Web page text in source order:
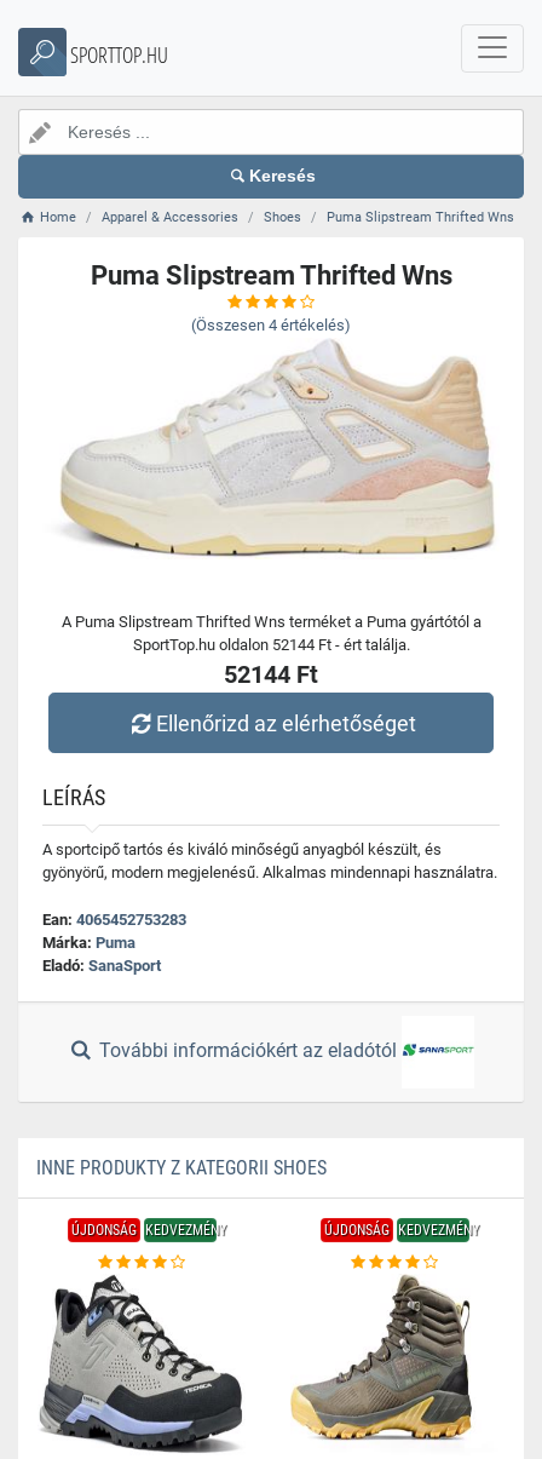
SPORTTOP.HU
Keresés
Home Apparel & Accessories Shoes Puma Slipstream Thrifted Wns
Puma Slipstream Thrifted Wns
(Összesen 4 értékelés)
A Puma Slipstream Thrifted Wns terméket a Puma gyártótól a
SportTop.hu oldalon 52144 Ft - ért találja.
52144 Ft
Ellenőrizd az elérhetőséget
LEÍRÁS
A sportcipő tartós és kiváló minőségű anyagból készült, és
gyönyörű, modern megjelenésű. Alkalmas mindennapi használatra.
Ean: 4065452753283
Márka: Puma
Eladó: SanaSport
További információkért az eladótól
INNE PRODUKTY Z KATEGORII SHOES
ÚJDONSÁG KEDVEZMÉNY ÚJDONSÁG KEDVEZMÉNY